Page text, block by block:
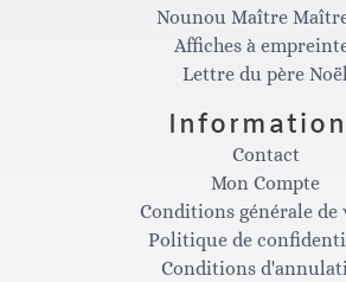
s
t
a
g
e
b
Nounou Maître
Affiches à
Lettre du père Noël
Contact
Mon Compte
Conditions générale de
Politique de
Conditions